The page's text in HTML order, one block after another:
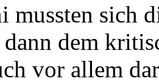
mussten sich
dem
vor allem